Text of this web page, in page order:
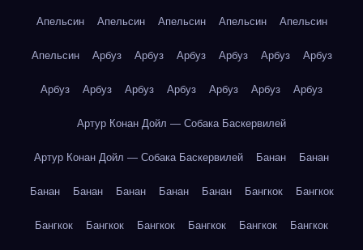
Апельсин Апельсин Апельсин Апельсин Апельсин
Апельсин Арбуз Арбуз Арбуз Арбуз Арбуз Арбуз
Арбуз Арбуз Арбуз Арбуз Арбуз Арбуз Арбуз
Артур Конан Дойл — Собака Баскервилей
Артур Конан Дойл — Собака Баскервилей Банан Банан
Банан Банан Банан Банан Банан Бангкок Бангкок
Бангкок Бангкок Бангкок Бангкок Бангкок Бангкок